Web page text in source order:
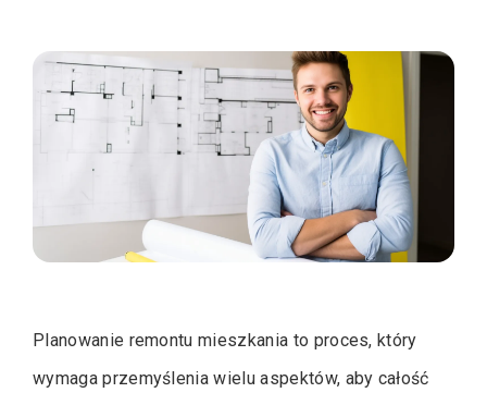
Planowanie remontu mieszkania to proces, który
wymaga przemyślenia wielu aspektów, aby całość